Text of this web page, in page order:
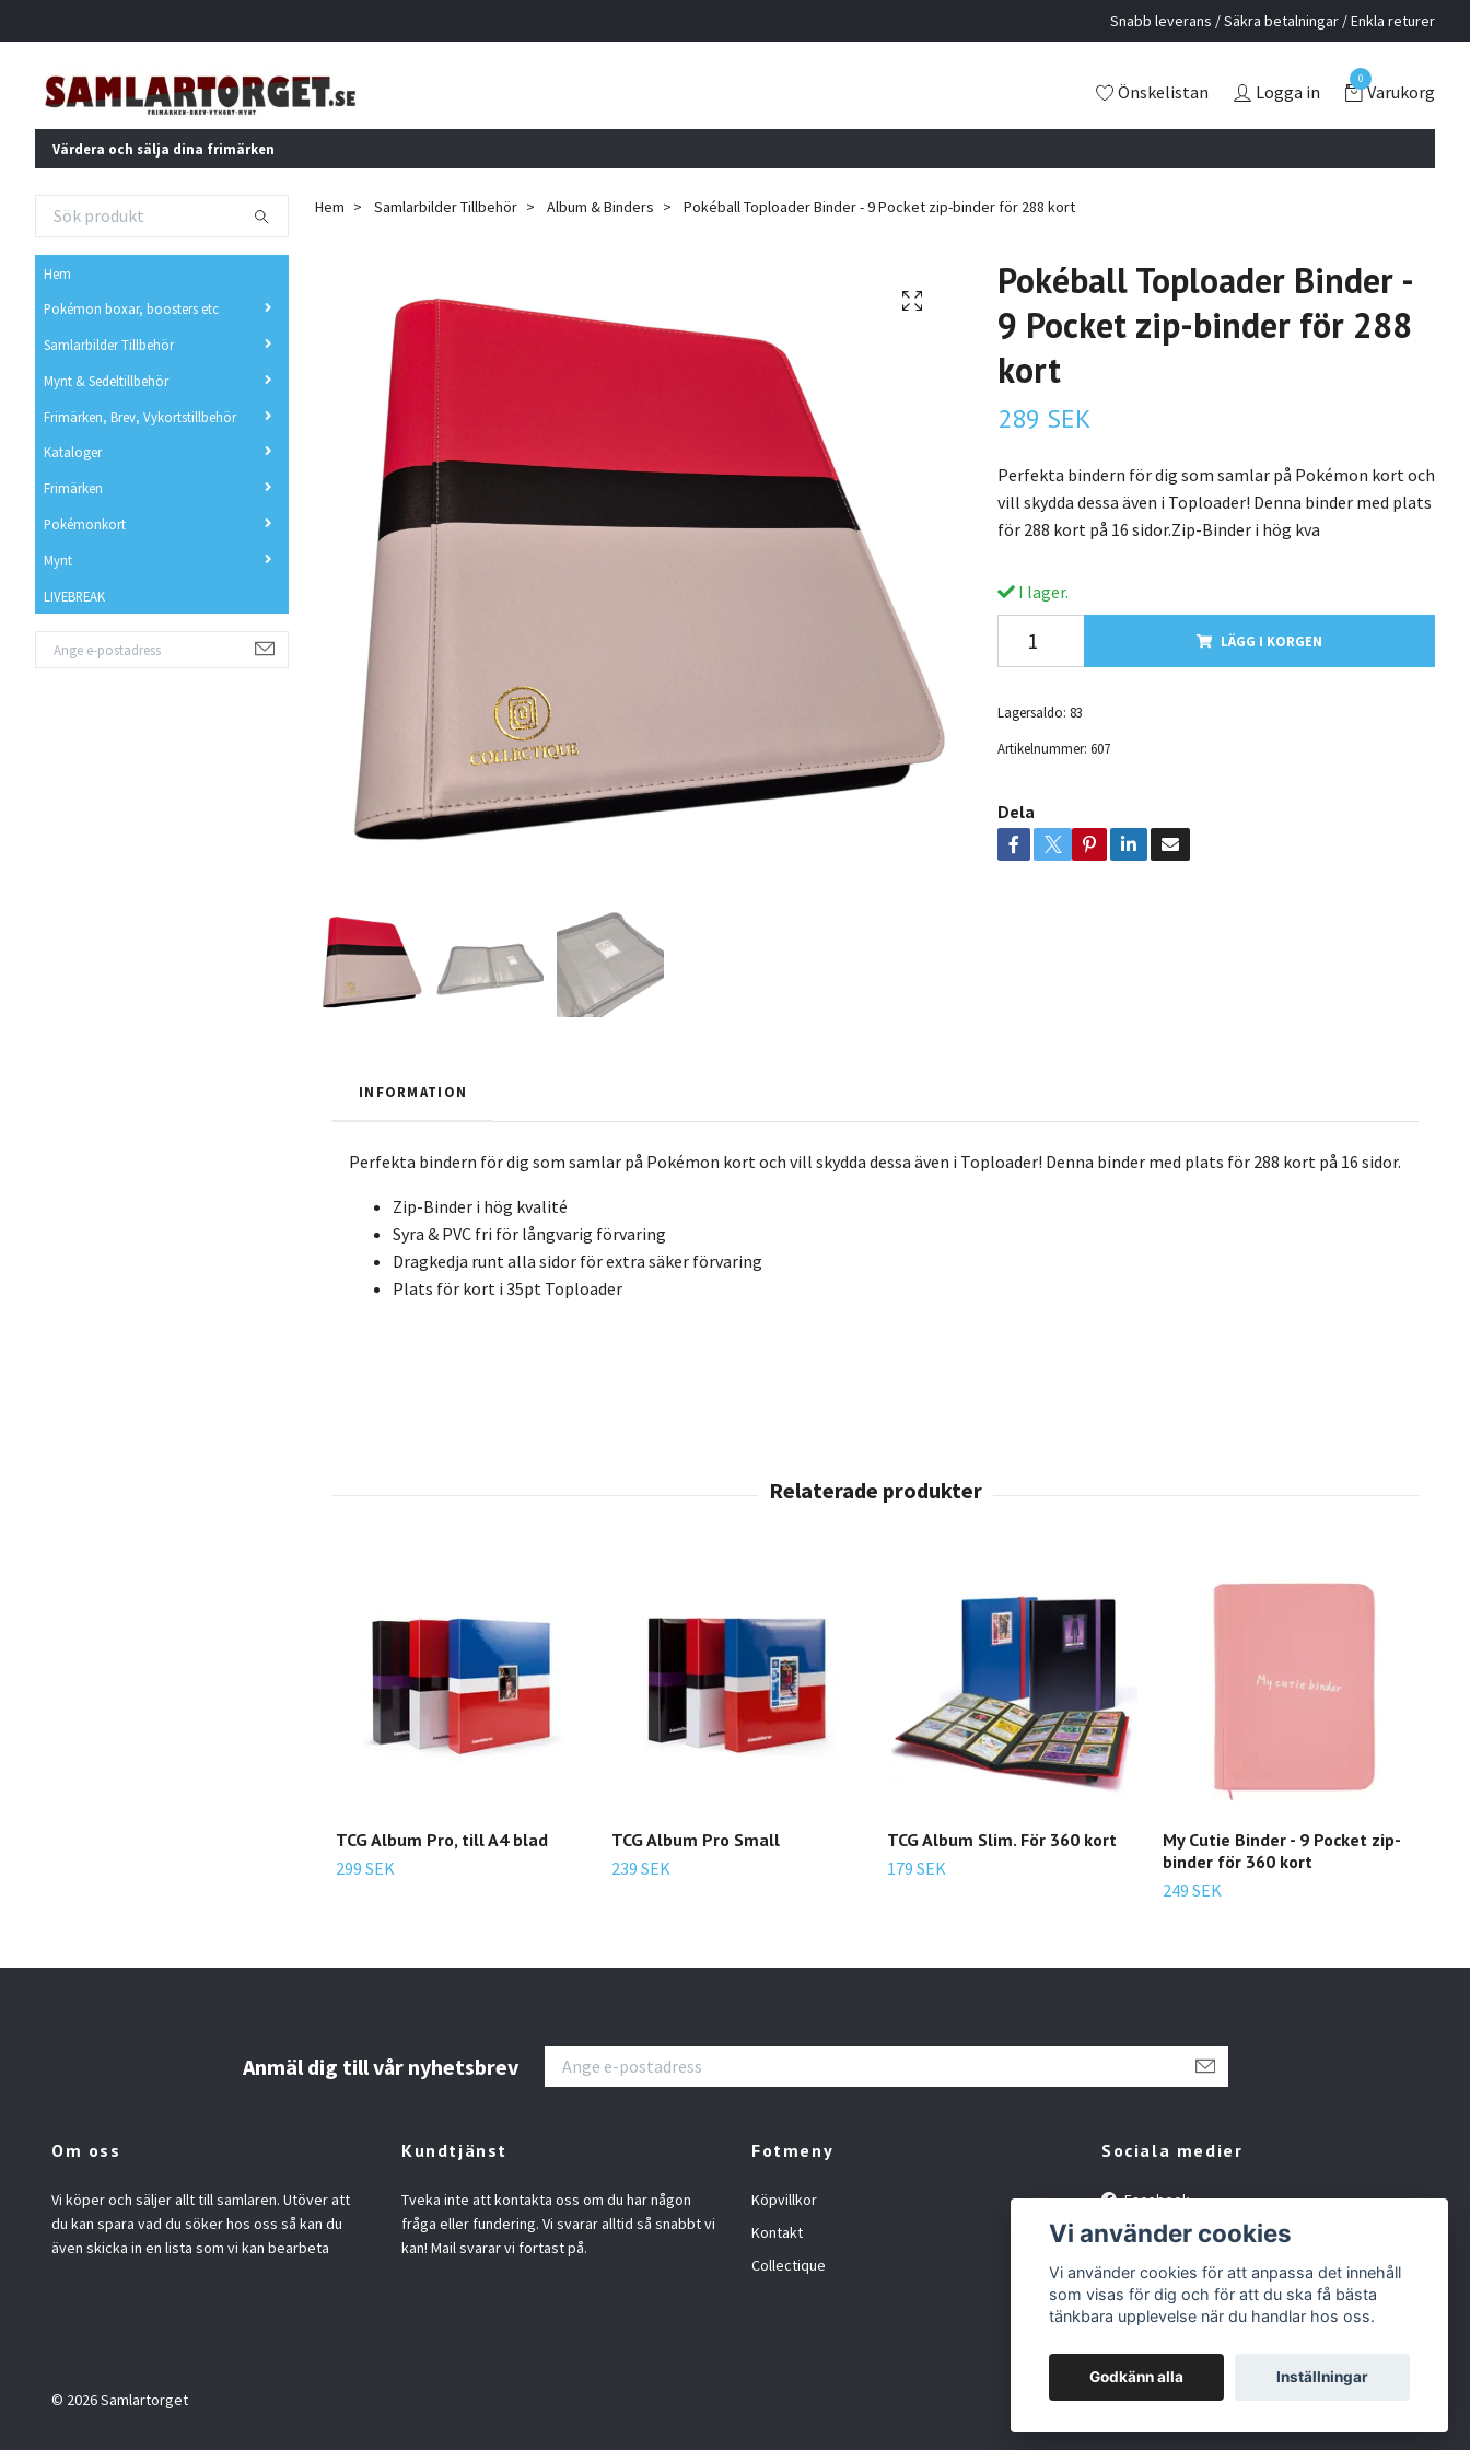
Snabb leverans / Säkra betalningar / Enkla returer
Önskelistan Logga in
0
Varukorg
Värdera och sälja dina frimärken
Hem
Pokémon boxar, boosters etc
Samlarbilder Tillbehör
Mynt & Sedeltillbehör
Frimärken, Brev, Vykortstillbehör
Kataloger
Frimärken
Pokémonkort
Mynt
LIVEBREAK
Hem Samlarbilder Tillbehör Album & Binders Pokéball Toploader Binder - 9 Pocket zip-binder för 288 kort
Pokéball Toploader Binder -
9 Pocket zip-binder för 288
kort
289 SEK
Perfekta bindern för dig som samlar på Pokémon kort och
vill skydda dessa även i Toploader! Denna binder med plats
för 288 kort på 16 sidor.Zip-Binder i hög kva
I lager.
LÄGG I KORGEN
Lagersaldo: 83
Artikelnummer: 607
Dela
INFORMATION
Perfekta bindern för dig som samlar på Pokémon kort och vill skydda dessa även i Toploader! Denna binder med plats för 288 kort på 16 sidor.
Zip-Binder i hög kvalité
Syra & PVC fri för långvarig förvaring
Dragkedja runt alla sidor för extra säker förvaring
Plats för kort i 35pt Toploader
TCG Album Pro, till A4 blad
299 SEK
TCG Album Pro Small
239 SEK
TCG Album Slim. För 360 kort
179 SEK
My Cutie Binder - 9 Pocket zip-
binder för 360 kort
249 SEK
Anmäl dig till vår nyhetsbrev
Om oss
Vi köper och säljer allt till samlaren. Utöver att
du kan spara vad du söker hos oss så kan du
även skicka in en lista som vi kan bearbeta
Kundtjänst
Tveka inte att kontakta oss om du har någon
fråga eller fundering. Vi svarar alltid så snabbt vi
kan! Mail svarar vi fortast på.
Fotmeny
Köpvillkor
Kontakt
Collectique
Sociala medier
Facebook
Instagram
YouTube
Tiktok
© 2026 Samlartorget
Vi använder cookies
Vi använder cookies för att anpassa det innehåll
som visas för dig och för att du ska få bästa
tänkbara upplevelse när du handlar hos oss.
Godkänn alla Inställningar